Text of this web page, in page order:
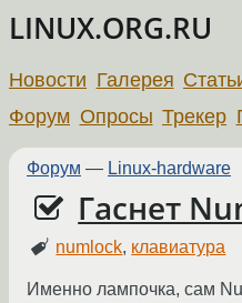
LINUX.ORG.RU
Новости Галерея
Форум Опросы Трекер
Форум — Linux-hardware
Гаснет
numlock, клавиатура
Именно лампочка, сам